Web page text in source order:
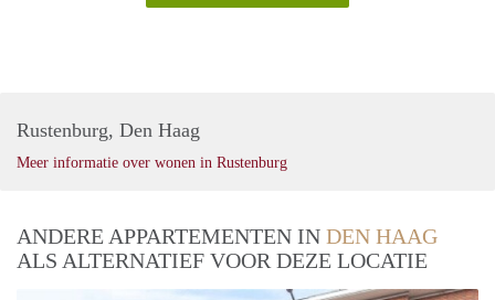
Rustenburg, Den Haag
Meer informatie over wonen in Rustenburg
ANDERE APPARTEMENTEN IN DEN HAAG
ALS ALTERNATIEF VOOR DEZE LOCATIE